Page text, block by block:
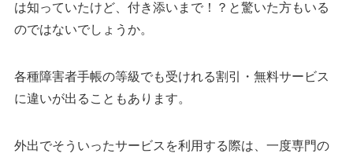
は知っていたけど、付き添いまで！？と驚いた方もいる
のではないでしょうか。
各種障害者手帳の等級でも受けれる割引・無料サービス
に違いが出ることもあります。
外出でそういったサービスを利用する際は、一度専門の